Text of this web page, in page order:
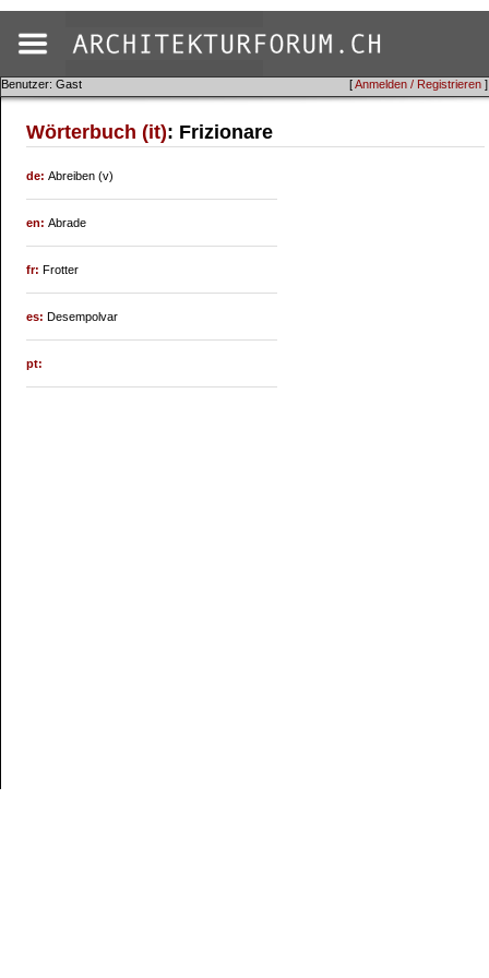
[Anmelden / Registrieren ]
Benutzer: Gast
Wörterbuch (it): Frizionare
de:Abreiben (v)
en:Abrade
fr:Frotter
es:Desempolvar
pt: